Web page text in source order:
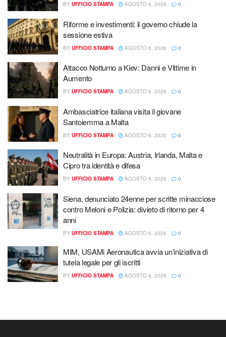
BY UFFICIO STAMPA AGOSTO 6, 2026 0
Riforme e investimenti: il governo chiude la
sessione estiva
BY UFFICIO STAMPA AGOSTO 6, 2026 0
Attacco Notturno a Kiev: Danni e Vittime in
Aumento
BY UFFICIO STAMPA AGOSTO 6, 2026 0
Ambasciatrice italiana visita il giovane
Santoiemma a Malta
BY UFFICIO STAMPA AGOSTO 6, 2026 0
Neutralità in Europa: Austria, Irlanda, Malta e
Cipro tra identità e difesa
BY UFFICIO STAMPA AGOSTO 6, 2026 0
Siena, denunciato 24enne per scritte minacciose
contro Meloni e Polizia: divieto di ritorno per 4
anni
BY UFFICIO STAMPA AGOSTO 6, 2026 0
MIM, USAMi Aeronautica avvia un’iniziativa di
tutela legale per gli iscritti
BY UFFICIO STAMPA AGOSTO 6, 2026 0